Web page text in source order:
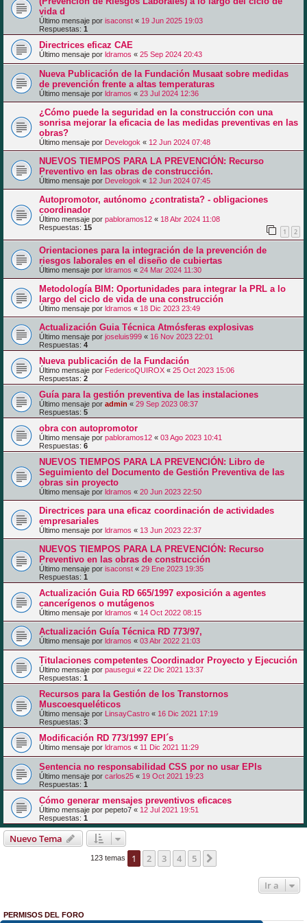
vida d
Último mensaje por isaconst « 19 Jun 2025 19:03
Respuestas: 1
Directrices eficaz CAE
Último mensaje por ldramos « 25 Sep 2024 20:43
Nueva Publicación de la Fundación Musaat sobre medidas
de prevención frente a altas temperaturas
Último mensaje por ldramos « 23 Jul 2024 12:36
¿Cómo puede la seguridad en la construcción con una
sonrisa mejorar la eficacia de las medidas preventivas en las
obras?
Último mensaje por Develogok « 12 Jun 2024 07:48
NUEVOS TIEMPOS PARA LA PREVENCIÓN: Recurso
Preventivo en las obras de construcción.
Último mensaje por Develogok « 12 Jun 2024 07:45
Autopromotor, autónomo ¿contratista? - obligaciones
coordinador
Último mensaje por pabloramos12 « 18 Abr 2024 11:08
Respuestas: 15 1 2
Orientaciones para la integración de la prevención de
riesgos laborales en el diseño de cubiertas
Último mensaje por ldramos « 24 Mar 2024 11:30
Metodología BIM: Oportunidades para integrar la PRL a lo
largo del ciclo de vida de una construcción
Último mensaje por ldramos « 18 Dic 2023 23:49
Actualización Guia Técnica Atmósferas explosivas
Último mensaje por joseluis999 « 16 Nov 2023 22:01
Respuestas: 4
Nueva publicación de la Fundación
Último mensaje por FedericoQUIROX « 25 Oct 2023 15:06
Respuestas: 2
Guía para la gestión preventiva de las instalaciones
Último mensaje por admin « 29 Sep 2023 08:37
Respuestas: 5
obra con autopromotor
Último mensaje por pabloramos12 « 03 Ago 2023 10:41
Respuestas: 6
NUEVOS TIEMPOS PARA LA PREVENCIÓN: Libro de
Seguimiento del Documento de Gestión Preventiva de las
obras sin proyecto
Último mensaje por ldramos « 20 Jun 2023 22:50
Directrices para una eficaz coordinación de actividades
empresariales
Último mensaje por ldramos « 13 Jun 2023 22:37
NUEVOS TIEMPOS PARA LA PREVENCIÓN: Recurso
Preventivo en las obras de construcción
Último mensaje por isaconst « 29 Ene 2023 19:35
Respuestas: 1
Actualización Guia RD 665/1997 exposición a agentes
cancerígenos o mutágenos
Último mensaje por ldramos « 14 Oct 2022 08:15
Actualización Guía Técnica RD 773/97,
Último mensaje por ldramos « 03 Abr 2022 21:03
Titulaciones competentes Coordinador Proyecto y Ejecución
Último mensaje por pausegui « 22 Dic 2021 13:37
Respuestas: 1
Recursos para la Gestión de los Transtornos
Muscoesqueléticos
Último mensaje por LinsayCastro « 16 Dic 2021 17:19
Respuestas: 3
Modificación RD 773/1997 EPI´s
Último mensaje por ldramos « 11 Dic 2021 11:29
Sentencia no responsabilidad CSS por no usar EPIs
Último mensaje por carlos25 « 19 Oct 2021 19:23
Respuestas: 1
Cómo generar mensajes preventivos eficaces
Último mensaje por pepeto7 « 12 Jul 2021 19:51
Respuestas: 1
Nuevo Tema
123 temas 1 2 3 4 5
Ir a
PERMISOS DEL FORO